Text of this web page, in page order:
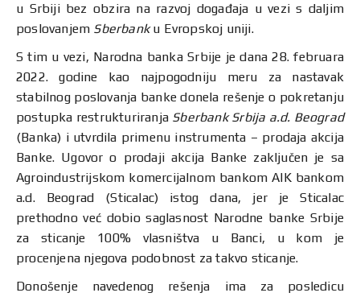
u Srbiji bez obzira na razvoj događaja u vezi s daljim
poslovanjem Sberbanku Evropskoj uniji.
S tim u vezi, Narodna banka Srbije je dana 28. februara
2022. godine kao najpogodniju meru za nastavak
stabilnog poslovanja banke donela rešenje o pokretanju
postupka restrukturiranja Sberbank Srbija a.d. Beograd
(Banka) i utvrdila primenu instrumenta – prodaja akcija
Banke. Ugovor o prodaji akcija Banke zaključen je sa
Agroindustrijskom komercijalnom bankom AIK bankom
a.d. Beograd (Sticalac) istog dana, jer je Sticalac
prethodno već dobio saglasnost Narodne banke Srbije
za sticanje 100% vlasništva u Banci, u kom je
procenjena njegova podobnost za takvo sticanje.
Donošenje navedenog rešenja ima za posledicu